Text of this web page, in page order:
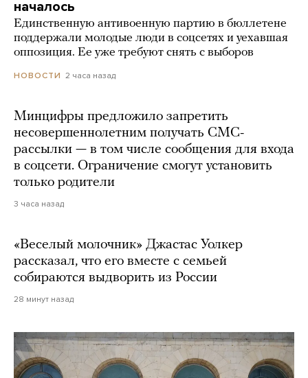
началось
Единственную антивоенную партию в бюллетене
поддержали молодые люди в соцсетях и уехавшая
оппозиция. Ее уже требуют снять с выборов
НОВОСТИ 2 часа назад
Минцифры предложило запретить
несовершеннолетним получать СМС-
рассылки — в том числе сообщения для входа
в соцсети. Ограничение смогут установить
только родители
3 часа назад
«Веселый молочник» Джастас Уолкер
рассказал, что его вместе с семьей
собираются выдворить из России
28 минут назад